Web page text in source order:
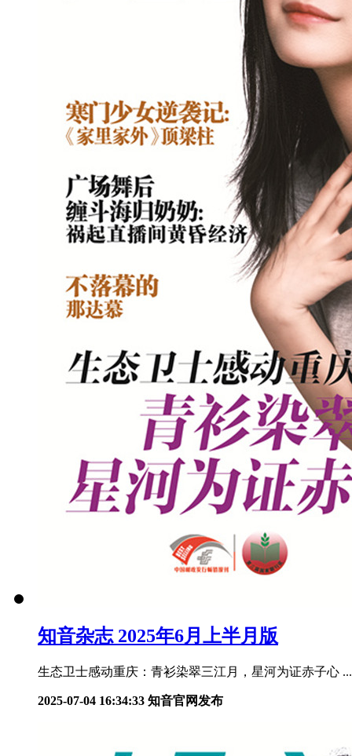
知音杂志 2025年6月上半月版
生态卫士感动重庆：青衫染翠三江月，星河为证赤子心 ...
2025-07-04 16:34:33 知音官网发布